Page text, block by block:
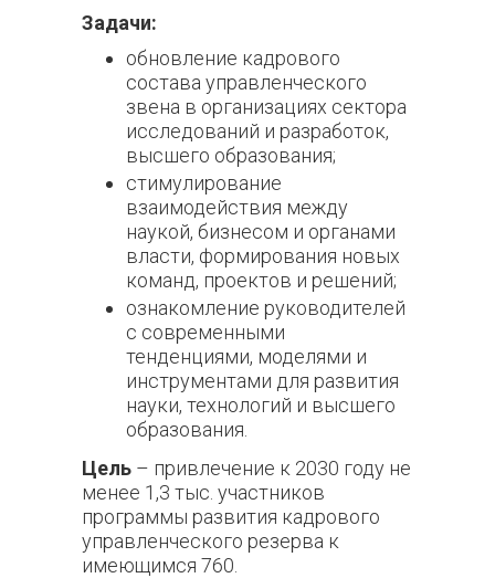
Задачи:
обновление кадрового
состава управленческого
звена в организациях сектора
исследований и разработок,
высшего образования;
стимулирование
взаимодействия между
наукой, бизнесом и органами
власти, формирования новых
команд, проектов и решений;
ознакомление руководителей
с современными
тенденциями, моделями и
инструментами для развития
науки, технологий и высшего
образования.
Цель – привлечение к 2030 году не
менее 1,3 тыс. участников
программы развития кадрового
управленческого резерва к
имеющимся 760.